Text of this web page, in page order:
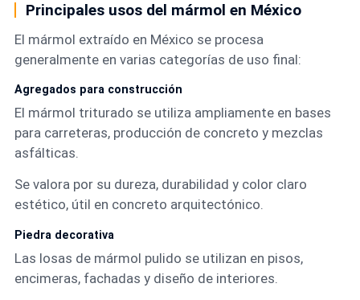
Principales usos del mármol en México
El mármol extraído en México se procesa
generalmente en varias categorías de uso final:
Agregados para construcción
El mármol triturado se utiliza ampliamente en bases
para carreteras, producción de concreto y mezclas
asfálticas.
Se valora por su dureza, durabilidad y color claro
estético, útil en concreto arquitectónico.
Piedra decorativa
Las losas de mármol pulido se utilizan en pisos,
encimeras, fachadas y diseño de interiores.